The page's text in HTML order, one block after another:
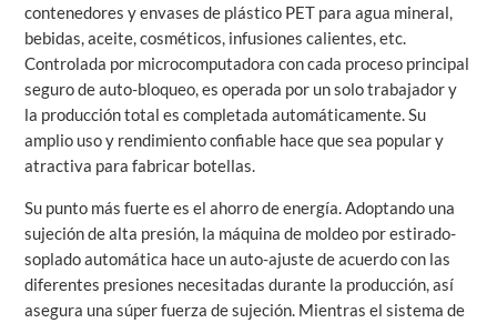
contenedores y envases de plástico PET para agua mineral,
bebidas, aceite, cosméticos, infusiones calientes, etc.
Controlada por microcomputadora con cada proceso principal
seguro de auto-bloqueo, es operada por un solo trabajador y
la producción total es completada automáticamente. Su
amplio uso y rendimiento confiable hace que sea popular y
atractiva para fabricar botellas.
Su punto más fuerte es el ahorro de energía. Adoptando una
sujeción de alta presión, la máquina de moldeo por estirado-
soplado automática hace un auto-ajuste de acuerdo con las
diferentes presiones necesitadas durante la producción, así
asegura una súper fuerza de sujeción. Mientras el sistema de